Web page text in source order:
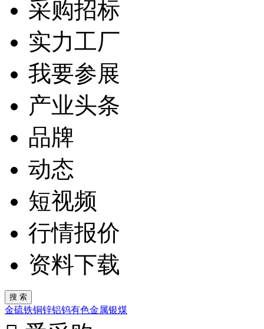
采购招标
实力工厂
我要参展
产业头条
品牌
动态
短视频
行情报价
资料下载
金硫铁铜锌铝钨有色金属银煤